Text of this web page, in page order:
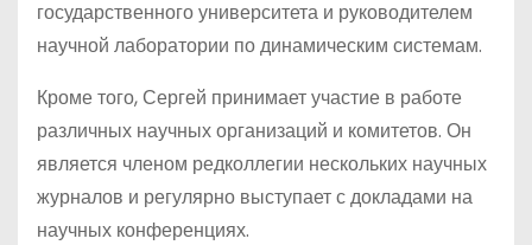
государственного университета и руководителем
научной лаборатории по динамическим системам.
Кроме того, Сергей принимает участие в работе
различных научных организаций и комитетов. Он
является членом редколлегии нескольких научных
журналов и регулярно выступает с докладами на
научных конференциях.